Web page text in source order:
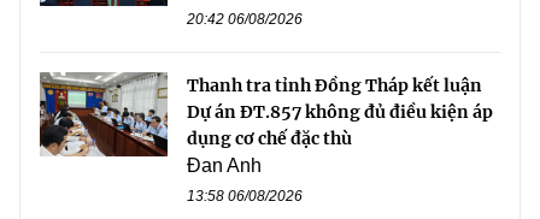
20:42 06/08/2026
Thanh tra tỉnh Đồng Tháp kết luận
Dự án ĐT.857 không đủ điều kiện áp
dụng cơ chế đặc thù
Đan Anh
13:58 06/08/2026